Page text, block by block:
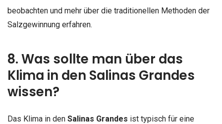
beobachten und mehr über die traditionellen Methoden der
Salzgewinnung erfahren.
8. Was sollte man über das
Klima in den Salinas Grandes
wissen?
Das Klima in den Salinas Grandes ist typisch für eine